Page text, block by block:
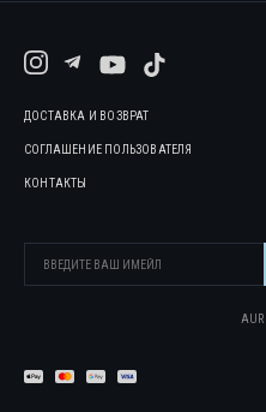
ДОСТАВКА И ВОЗВРАТ
СОГЛАШЕНИЕ ПОЛЬЗОВАТЕЛЯ
КОНТАКТЫ